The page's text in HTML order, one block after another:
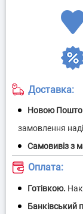
Доставка:
Оплата: